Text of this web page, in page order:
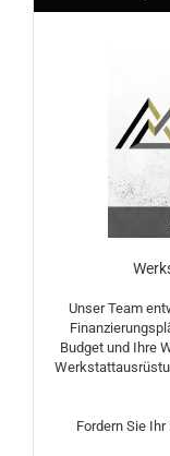
Unser Team
Budget und Ihre
Fordern Sie